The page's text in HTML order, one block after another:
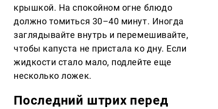
крышкой. На спокойном огне блюдо
должно томиться 30–40 минут. Иногда
заглядывайте внутрь и перемешивайте,
чтобы капуста не пристала ко дну. Если
жидкости стало мало, подлейте еще
несколько ложек.
Последний штрих перед